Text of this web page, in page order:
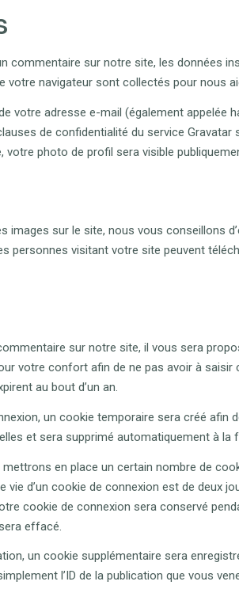
commentaire sur notre site, les données
votre navigateur sont collectés pour nous
votre adresse e-mail (également appelée
de confidentialité du service
votre photo de profil sera visible
images sur le site, nous vous conseillons
personnes visitant votre site peuvent
sur notre site, il vous sera
votre confort afin de ne pas avoir à
au bout d’un an.
un cookie temporaire sera créé afin
et sera supprimé automatiquement à la
en place un certain nombre de
d’un cookie de connexion est de deux
cookie de connexion sera conservé
effacé.
un cookie supplémentaire sera
l’ID de la publication que vous